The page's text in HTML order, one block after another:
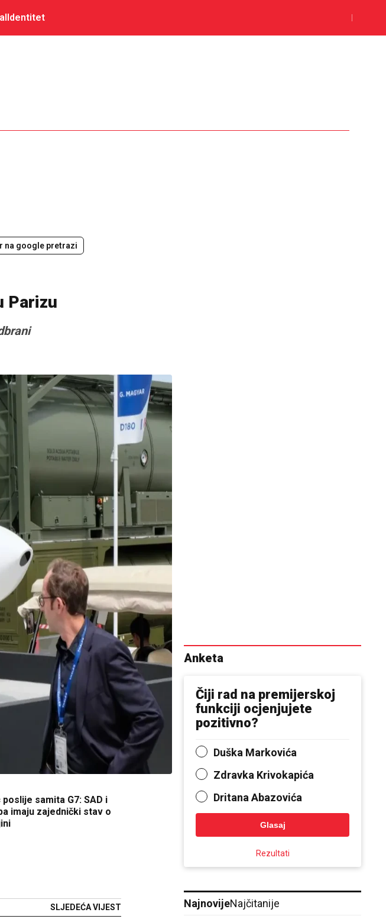
Identitet
na google pretrazi
Parizu
samita G7: SAD i
imaju zajednički stav o
SLJEDEĆA VIJEST
Anketa
Čiji rad na premijerskoj
funkciji ocjenjujete
pozitivno?
Duška Markovića
Zdravka Krivokapića
Dritana Abazovića
Glasaj
Rezultati
NajnovijeNajčitanije